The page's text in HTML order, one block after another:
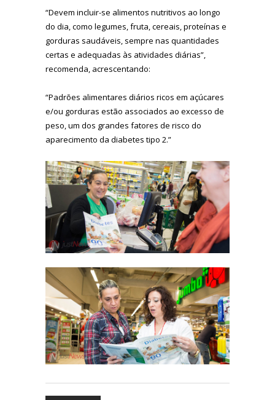
“Devem incluir-se alimentos nutritivos ao longo
do dia, como legumes, fruta, cereais, proteínas e
gorduras saudáveis, sempre nas quantidades
certas e adequadas às atividades diárias”,
recomenda, acrescentando:
“Padrões alimentares diários ricos em açúcares
e/ou gorduras estão associados ao excesso de
peso, um dos grandes fatores de risco do
aparecimento da diabetes tipo 2.”